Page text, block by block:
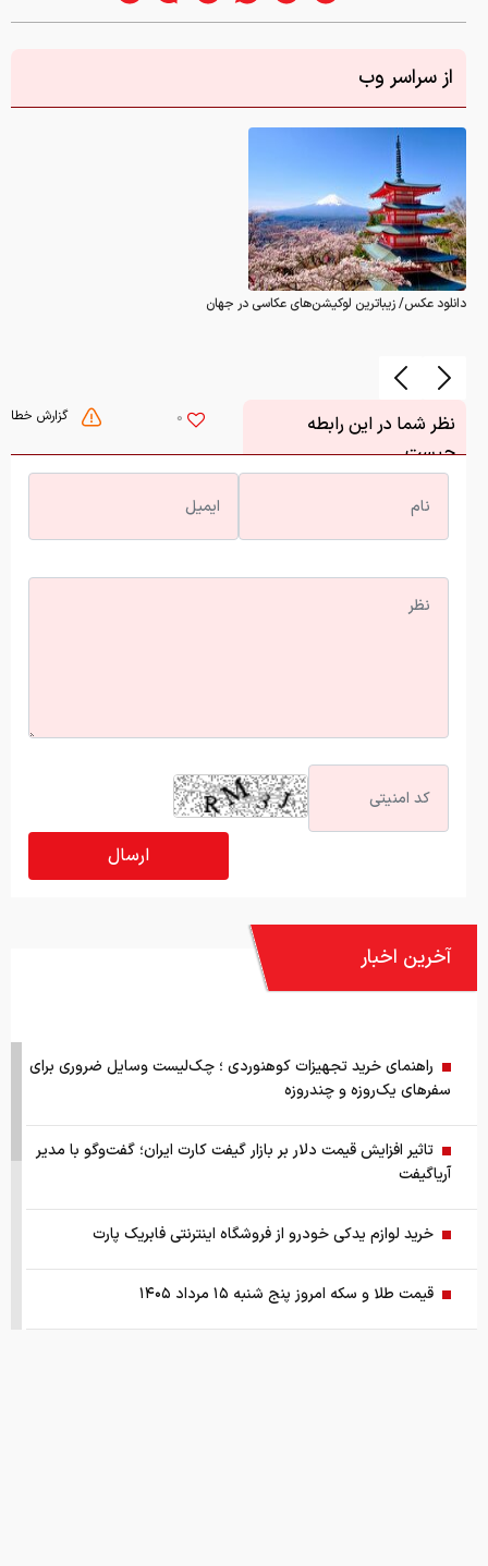
از سراسر وب
دانلود عکس/ زیباترین لوکیشن‌های عکاسی در جهان
گزارش خطا 0
نظر شما در این رابطه
چیست
آخرین اخبار
راهنمای خرید تجهیزات کوهنوردی ؛ چک‌لیست وسایل ضروری برای
سفرهای یک‌روزه و چندروزه
تاثیر افزایش قیمت دلار بر بازار گیفت کارت ایران؛ گفت‌وگو با مدیر
آریاگیفت
خرید لوازم یدکی خودرو از فروشگاه اینترنتی فابریک پارت
قیمت طلا و سکه امروز پنج شنبه ۱۵ مرداد ۱۴۰۵